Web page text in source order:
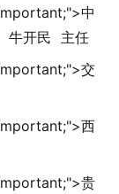
mportant;">中
牛开民
主任
mportant;">交
mportant;">西
mportant;">贵